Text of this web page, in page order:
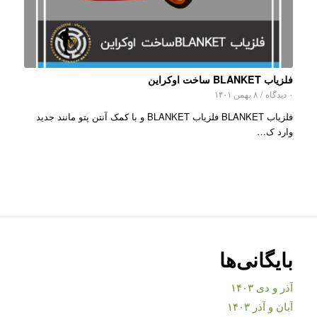
فلزیاب BLANKET ساخت اوکراین
۰ دیدگاه / ۸ بهمن ۱۴۰۱
فلزیاب BLANKET فلزیاب BLANKET و با کمک آنتن پتو مانند جديد
وارد ک…
بایگانی‌ها
آذر و دی ۱۴۰۳
آبان و آذر ۱۴۰۳